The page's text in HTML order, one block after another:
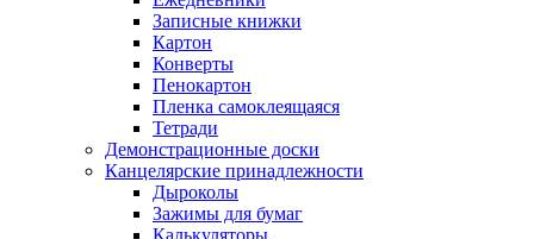
Записные книжки
Картон
Конверты
Пенокартон
Пленка самоклеящаяся
Тетради
Демонстрационные доски
Канцелярские принадлежности
Дыроколы
Зажимы для бумаг
Калькуляторы